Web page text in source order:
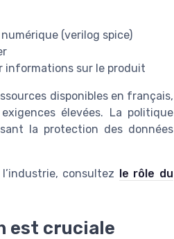
(verilog spice)
informations sur le produit
disponibles en français,
élevées. La politique
la protection des données
consultez
le rôle du
est cruciale